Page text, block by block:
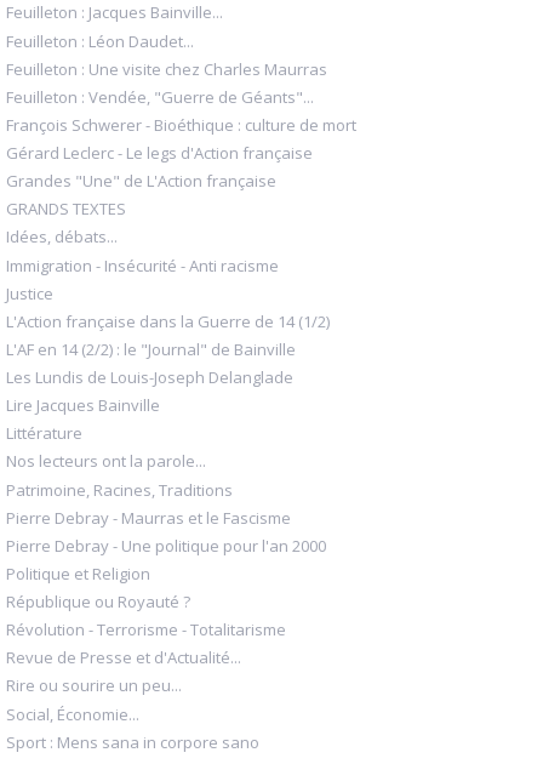
Feuilleton : Jacques Bainville...
Feuilleton : Léon Daudet...
Feuilleton : Une visite chez Charles Maurras
Feuilleton : Vendée, "Guerre de Géants"...
François Schwerer - Bioéthique : culture de mort
Gérard Leclerc - Le legs d'Action française
Grandes "Une" de L'Action française
GRANDS TEXTES
Idées, débats...
Immigration - Insécurité - Anti racisme
Justice
L'Action française dans la Guerre de 14 (1/2)
L'AF en 14 (2/2) : le "Journal" de Bainville
Les Lundis de Louis-Joseph Delanglade
Lire Jacques Bainville
Littérature
Nos lecteurs ont la parole...
Patrimoine, Racines, Traditions
Pierre Debray - Maurras et le Fascisme
Pierre Debray - Une politique pour l'an 2000
Politique et Religion
République ou Royauté ?
Révolution - Terrorisme - Totalitarisme
Revue de Presse et d'Actualité...
Rire ou sourire un peu...
Social, Économie...
Sport : Mens sana in corpore sano